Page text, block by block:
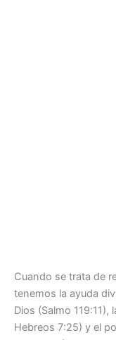
Cuando se trata de
tenemos la ayuda
Dios (Salmo
Hebreos 7:25) y el